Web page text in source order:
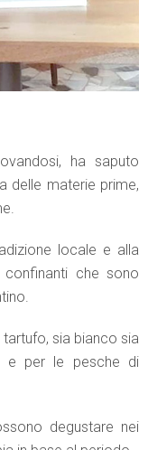
ha saputo
delle materie prime,
locale e alla
che sono
sia bianco sia
e per le pesche di
degustare nei